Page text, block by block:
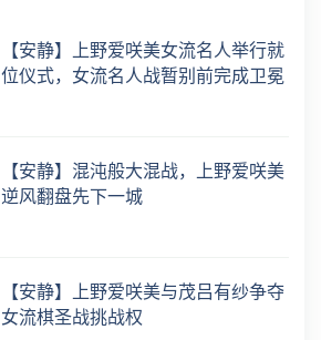
【安静】上野爱咲美女流名人举行就
位仪式，女流名人战暂别前完成卫冕
【安静】混沌般大混战，上野爱咲美
逆风翻盘先下一城
【安静】上野爱咲美与茂吕有纱争夺
女流棋圣战挑战权